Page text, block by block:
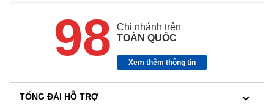
98
Chi nhánh trên
TOÀN QUỐC
Xem thêm thông tin
TỔNG ĐÀI HỖ TRỢ